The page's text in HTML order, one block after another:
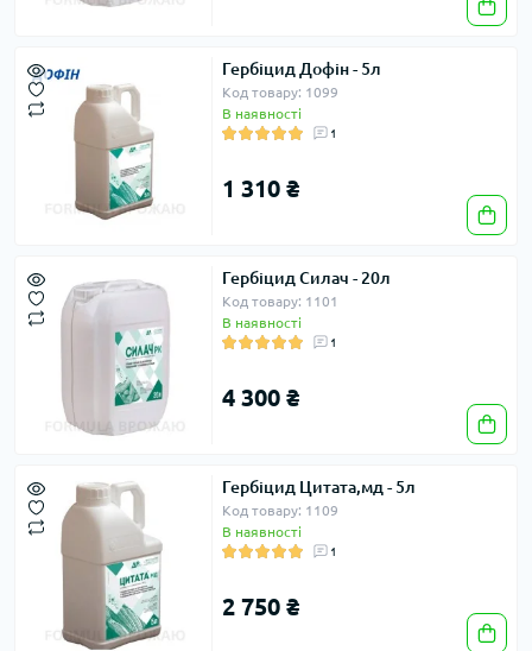
Гербіцид Дофін - 5л
Код товару: 1099
В наявності
1
1 310 ₴
Гербіцид Силач - 20л
Код товару: 1101
В наявності
1
4 300 ₴
Гербіцид Цитата,мд - 5л
Код товару: 1109
В наявності
1
2 750 ₴